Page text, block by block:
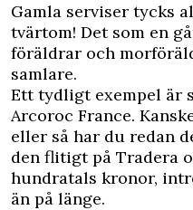
Gamla serviser tycks
tvärtom! Det som en
föräldrar och
samlare.
Ett tydligt exempel är
Arcoroc France.
eller så har du redan
den flitigt på Tradera
hundratals kronor,
än på länge.